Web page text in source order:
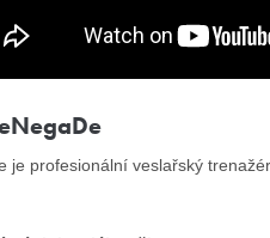
je profesionální veslařský